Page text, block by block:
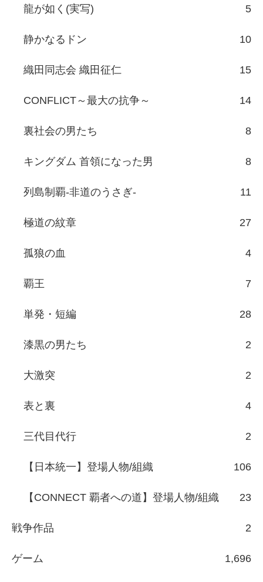
龍が如く(実写) 5
静かなるドン 10
織田同志会 織田征仁 15
CONFLICT～最大の抗争～ 14
裏社会の男たち 8
キングダム 首領になった男 8
列島制覇-非道のうさぎ- 11
極道の紋章 27
孤狼の血 4
覇王 7
単発・短編 28
漆黒の男たち 2
大激突 2
表と裏 4
三代目代行 2
【日本統一】登場人物/組織 106
【CONNECT 覇者への道】登場人物/組織 23
戦争作品 2
ゲーム 1,696